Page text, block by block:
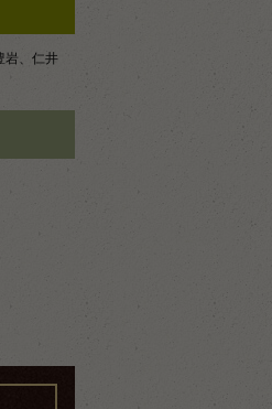
岩、仁井